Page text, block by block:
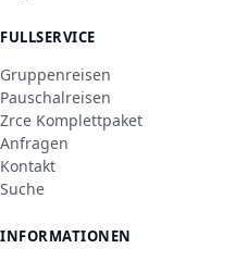
FULLSERVICE
Gruppenreisen
Pauschalreisen
Zrce Komplettpaket
Anfragen
Kontakt
Suche
INFORMATIONEN